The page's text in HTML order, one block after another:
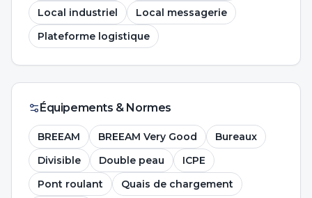
Local industriel
Local messagerie
Plateforme logistique
Équipements & Normes
BREEAM BREEAM Very Good
Bureaux
Divisible
Double peau
ICPE
Pont roulant
Quais de chargement